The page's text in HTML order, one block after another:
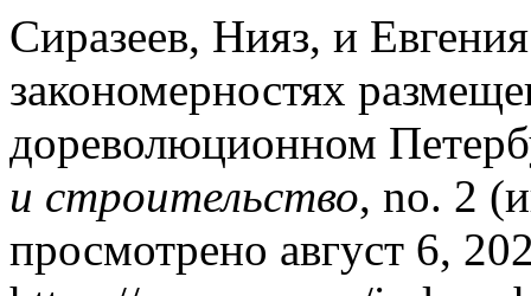
Сиразеев, Нияз, и
закономерностях
дореволюционном
и строительство, no. 2
просмотрено август 6,